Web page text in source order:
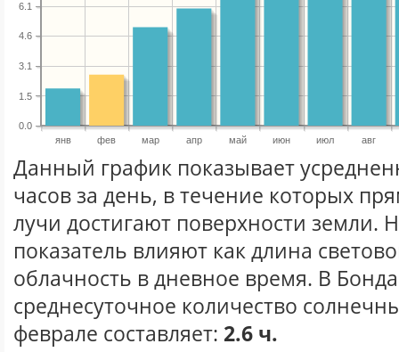
янв фев мар апр май июн июл авг
0.0
1.5
3.1
4.6
6.1
Данный график показывает
часов за день, в течение которых
лучи достигают поверхности земли.
показатель влияют как длина
облачность в дневное время. В
среднесуточное количество
феврале составляет: 2.6 ч.